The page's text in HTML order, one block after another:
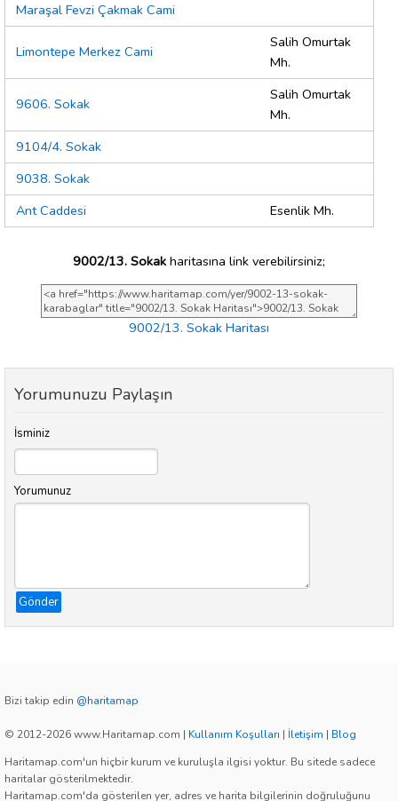
Maraşal Fevzi Çakmak Cami
Limontepe Merkez Cami
Salih Omurtak
Mh.
9606. Sokak
Salih Omurtak
Mh.
9104/4. Sokak
9038. Sokak
Ant Caddesi
Esenlik Mh.
9002/13. Sokak haritasına link verebilirsiniz;
9002/13. Sokak Haritası
Yorumunuzu Paylaşın
İsminiz
Yorumunuz
Gönder
Bizi takip edin @haritamap
© 2012-2026 www.Haritamap.com | Kullanım Koşulları | İletişim | Blog
Haritamap.com'un hiçbir kurum ve kuruluşla ilgisi yoktur. Bu sitede sadece
haritalar gösterilmektedir.
Haritamap.com'da gösterilen yer, adres ve harita bilgilerinin doğruluğunu